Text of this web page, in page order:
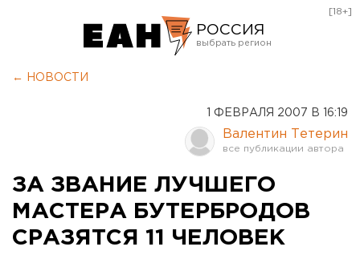
РОССИЯ
Курган
Оренбург
[18+]
← НОВОСТИ
1 ФЕВРАЛЯ 2007 В 16:19
Валентин Тетерин
ЗА ЗВАНИЕ ЛУЧШЕГО
МАСТЕРА БУТЕРБРОДОВ
СРАЗЯТСЯ 11 ЧЕЛОВЕК